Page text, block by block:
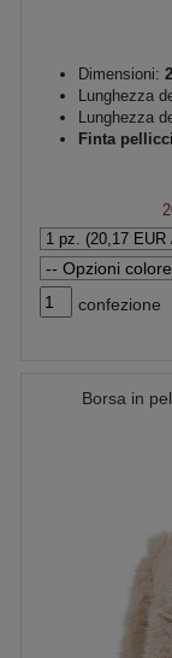
Dimensioni:
Lunghezza
Lunghezza
Finta
confezione
Borsa in